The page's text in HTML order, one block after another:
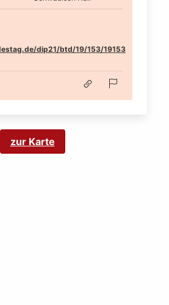
dip21/btd/19/153/19153
zur Karte